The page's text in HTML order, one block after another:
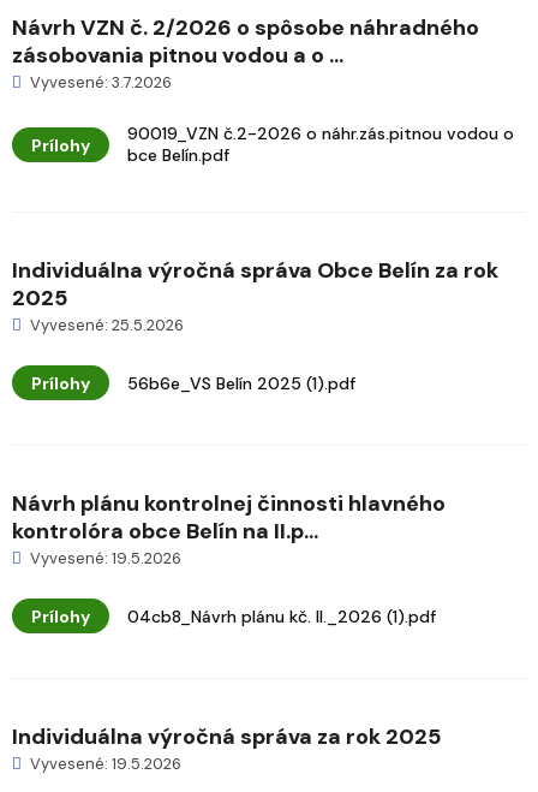
Návrh VZN č. 2/2026 o spôsobe náhradného
zásobovania pitnou vodou a o ...
Vyvesené: 3.7.2026
Prílohy
90019_VZN č.2-2026 o náhr.zás.pitnou vodou o
bce Belín.pdf
Individuálna výročná správa Obce Belín za rok
2025
Vyvesené: 25.5.2026
Prílohy 56b6e_VS Belín 2025 (1).pdf
Návrh plánu kontrolnej činnosti hlavného
kontrolóra obce Belín na II.p...
Vyvesené: 19.5.2026
Prílohy 04cb8_Návrh plánu kč. II._2026 (1).pdf
Individuálna výročná správa za rok 2025
Vyvesené: 19.5.2026